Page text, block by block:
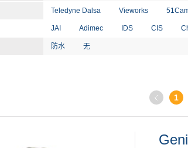
Teledyne Dalsa Vieworks
JAI Adimec IDS CIS
防水 无
1